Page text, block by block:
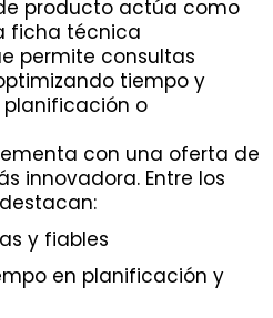
producto actúa como
ficha técnica
permite consultas
tiempo y
o
con una oferta de
innovadora. Entre los
y fiables
en planificación y